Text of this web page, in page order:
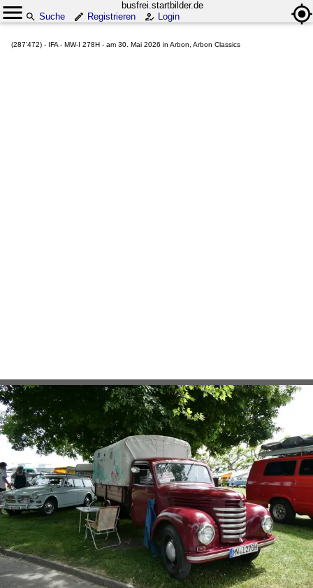
busfrei.startbilder.de
Suche
Registrieren Login
(287'472) - IFA - MW-I 278H - am 30. Mai 2026 in Arbon, Arbon Classics